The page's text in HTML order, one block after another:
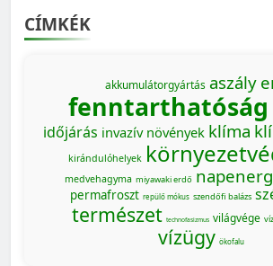
CÍMKÉK
akkumulátorgyártás aszály
fenntarthatóság
időjárás invazív növények klíma
kirándulóhelyek
medvehagyma miyawaki erdő
permafroszt repülő mókus szendőfi balázs
természet technofasizmus világvége
vízügy ökofalu